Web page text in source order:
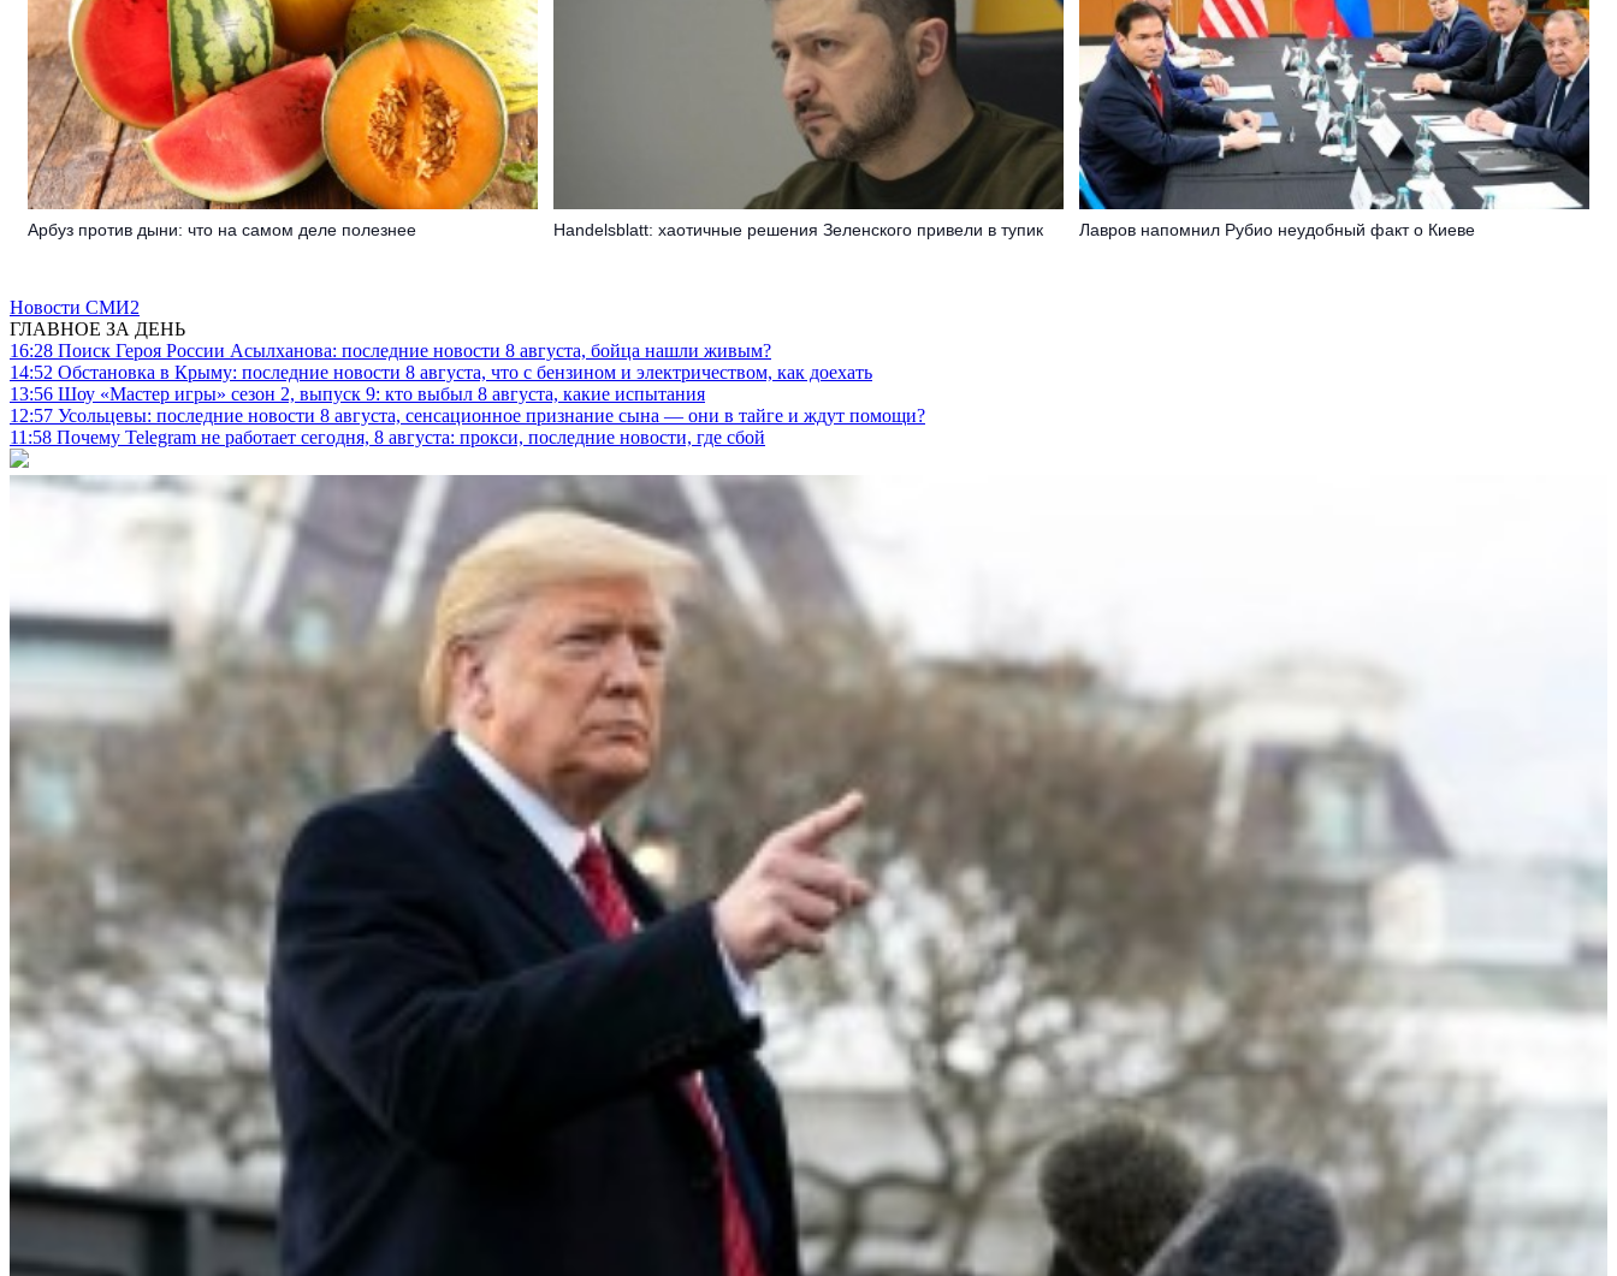
Арбуз против дыни: что на самом деле полезнее Handelsblatt: хаотичные решения Зеленского привели в тупик Лавров напомнил Рубио неудобный факт о Киеве
Новости СМИ2
ГЛАВНОЕ ЗА ДЕНЬ
16:28 Поиск Героя России Асылханова: последние новости 8 августа, бойца нашли живым?
14:52 Обстановка в Крыму: последние новости 8 августа, что с бензином и электричеством, как доехать
13:56 Шоу «Мастер игры» сезон 2, выпуск 9: кто выбыл 8 августа, какие испытания
12:57 Усольцевы: последние новости 8 августа, сенсационное признание сына — они в тайге и ждут помощи?
11:58 Почему Telegram не работает сегодня, 8 августа: прокси, последние новости, где сбой